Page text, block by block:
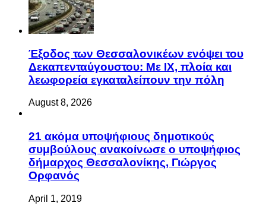
Έξοδος των Θεσσαλονικέων ενόψει του
Δεκαπενταύγουστου: Με ΙΧ, πλοία και
λεωφορεία εγκαταλείπουν την πόλη
August 8, 2026
21 ακόμα υποψήφιους δημοτικούς
συμβούλους ανακοίνωσε ο υποψήφιος
δήμαρχος Θεσσαλονίκης, Γιώργος
Ορφανός
April 1, 2019